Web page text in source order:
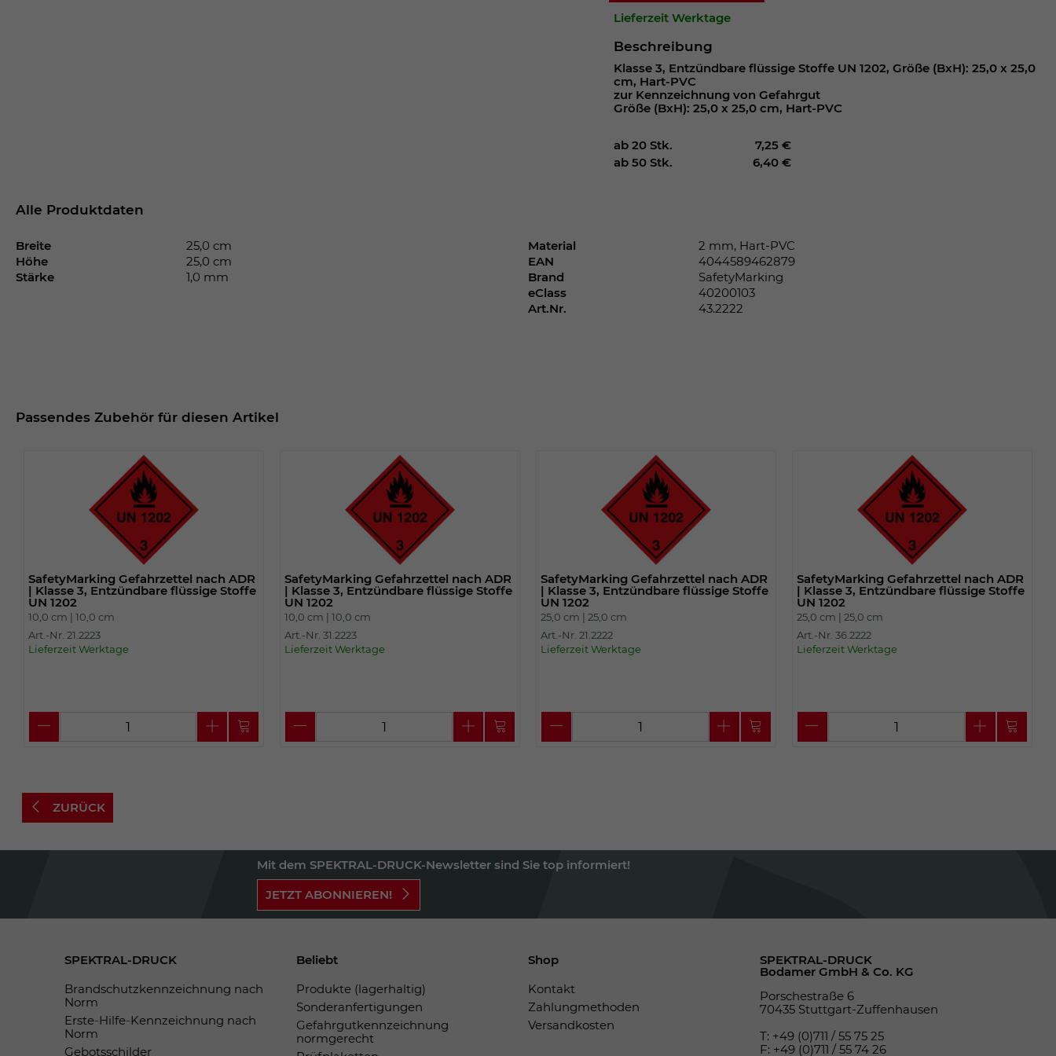
Lieferzeit Werktage
Beschreibung
Klasse 3, Entzündbare flüssige Stoffe UN 1202, Größe (BxH): 25,0 x 25,0
cm, Hart-PVC
zur Kennzeichnung von Gefahrgut
Größe (BxH): 25,0 x 25,0 cm, Hart-PVC
ab 20 Stk.
7,25 €
ab 50 Stk.
6,40 €
Alle Produktdaten
Breite
25,0 cm
Höhe
25,0 cm
Stärke
1,0 mm
Material
2 mm, Hart-PVC
EAN
4044589462879
Brand
SafetyMarking
eClass
40200103
Art.Nr.
43.2222
Passendes Zubehör für diesen Artikel
SafetyMarking Gefahrzettel nach ADR
| Klasse 3, Entzündbare flüssige Stoffe
UN 1202
10,0 cm |10,0 cm
Art.-Nr. 21.2223
Lieferzeit Werktage
SafetyMarking Gefahrzettel nach ADR
| Klasse 3, Entzündbare flüssige Stoffe
UN 1202
10,0 cm |10,0 cm
Art.-Nr. 31.2223
Lieferzeit Werktage
SafetyMarking Gefahrzettel nach ADR
| Klasse 3, Entzündbare flüssige Stoffe
UN 1202
25,0 cm | 25,0 cm
Art.-Nr. 21.2222
Lieferzeit Werktage
SafetyMarking Gefahrzettel nach ADR
| Klasse 3, Entzündbare flüssige Stoffe
UN 1202
25,0 cm | 25,0 cm
Art.-Nr. 36.2222
Lieferzeit Werktage
ZURÜCK
Mit dem SPEKTRAL-DRUCK-Newsletter sind Sie top informiert!
JETZT ABONNIEREN!
SPEKTRAL-DRUCK
Brandschutzkennzeichnung nach
Norm
Erste-Hilfe-Kennzeichnung nach
Norm
Gebotsschilder
Beliebt
Produkte (lagerhaltig)
Sonderanfertigungen
Gefahrgutkennzeichnung
normgerecht
Shop
Kontakt
Zahlungmethoden
Versandkosten
SPEKTRAL-DRUCK
Bodamer GmbH & Co. KG
Porschestraße 6
70435 Stuttgart-Zuffenhausen
T: +49 (0)711 / 55 75 25
F: +49 (0)711 / 55 74 26
Dieses Cookie wird verwendet, um Ihre
Cookie-Einstellungen für diese Website zu
Name
Anbieter TYPO3
Laufzeit
Wir installiert sobald sich der Nutzer an der
Webseite anmeldet. Dient zum festhalten
des Login Status.